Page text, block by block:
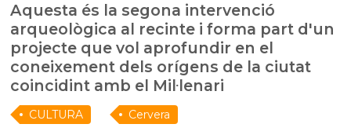
Aquesta és la segona intervenció
arqueològica al recinte i forma part d'un
projecte que vol aprofundir en el
coneixement dels orígens de la ciutat
coincidint amb el Mil·lenari
CULTURA
Cervera